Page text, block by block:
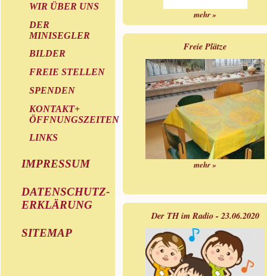
WIR ÜBER UNS
DER
MINISEGLER
BILDER
FREIE STELLEN
SPENDEN
KONTAKT+
ÖFFNUNGSZEITEN
LINKS
IMPRESSUM
DATENSCHUTZ-
ERKLÄRUNG
SITEMAP
mehr »
Freie Plätze
mehr »
Der TH im Radio - 23.06.2020